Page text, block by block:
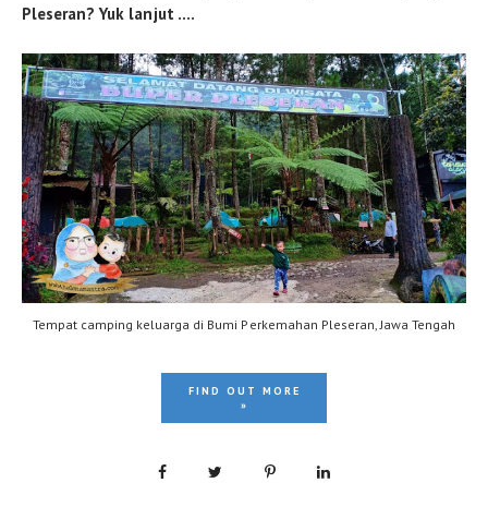
Pleseran? Yuk lanjut ….
Tempat camping keluarga di Bumi Perkemahan Pleseran, Jawa Tengah
FIND OUT MORE
»